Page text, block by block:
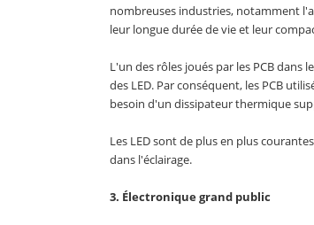
nombreuses industries, notamment
leur longue durée de vie et leur
L'un des rôles joués par les PCB
des LED. Par conséquent, les PCB
besoin d'un dissipateur thermique
Les LED sont de plus en plus
dans l'éclairage.
3. Électronique grand public